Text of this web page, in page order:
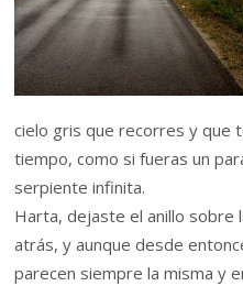
cielo gris que recorres y que
tiempo, como si fueras un
serpiente infinita.
Harta, dejaste el anillo sobre
atrás, y aunque desde
parecen siempre la misma y